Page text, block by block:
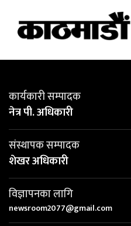
कार्यकारी सम्पादक
नेत्र पी. अधिकारी
संस्थापक सम्पादक
शेखर अधिकारी
विज्ञापनका लागि
newsroom2077@gmail.com